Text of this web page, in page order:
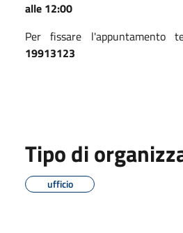
alle 12:00
Per fissare l'appuntamento
19913123
Tipo di
ufficio